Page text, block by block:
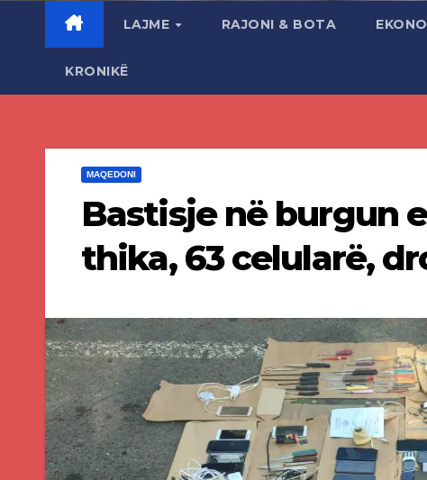
LAJME RAJONI & BOTA
KRONIKË
MAQEDONI
Bastisje në burgun
thika, 63 celularë,